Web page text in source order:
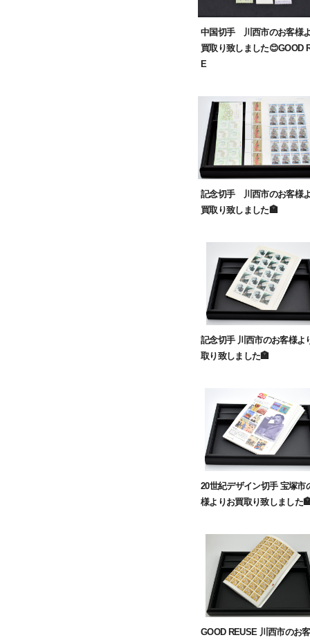
中国切手 川西市のお客様
買取り致しました😊GOOD
E
記念切手 川西市のお客様
買取り致しました🏣
記念切手 川西市のお客様よ
取り致しました🏣
20世紀デザイン切手 宝塚市
様よりお買取り致しました
GOOD REUSE 川西市のお